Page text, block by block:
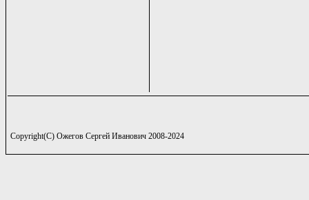
Copyright(C) Ожегов Сергей Иванович 2008-2024